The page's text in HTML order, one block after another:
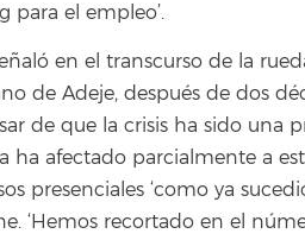
para el empleo’.
en el transcurso de la
de Adeje, después de dos
de que la crisis ha sido una
ha afectado parcialmente a
presenciales ‘como ya
‘Hemos recortado en el